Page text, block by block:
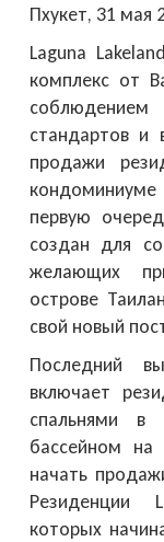
Пхукет, 31 мая
Laguna
комплекс от
соблюдением
стандартов и
продажи
первую
создан для
желающих
острове
свой новый
Последний
включает
спальнями
бассейном на
начать
Резиденции
которых